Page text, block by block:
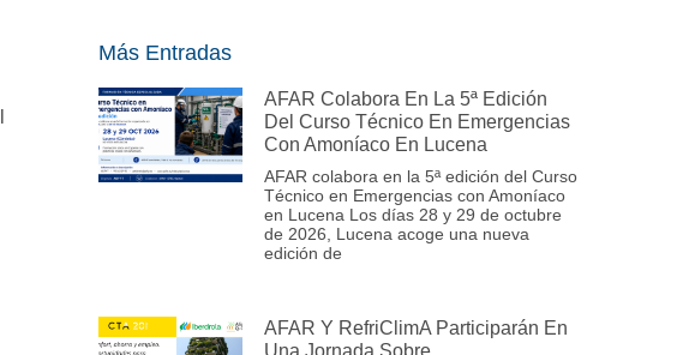
Más Entradas
AFAR Colabora En La 5ª Edición
Del Curso Técnico En Emergencias
Con Amoníaco En Lucena
AFAR colabora en la 5ª edición del Curso
Técnico en Emergencias con Amoníaco
en Lucena Los días 28 y 29 de octubre
de 2026, Lucena acoge una nueva
edición de
AFAR Y RefriClimA Participarán En
Una Jornada Sobre